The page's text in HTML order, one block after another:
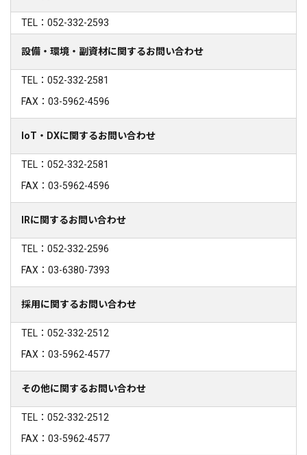
TEL：052-332-2593
設備・環境・副資材に関するお問い合わせ
TEL：052-332-2581
FAX：03-5962-4596
IoT・DXに関するお問い合わせ
TEL：052-332-2581
FAX：03-5962-4596
IRに関するお問い合わせ
TEL：052-332-2596
FAX：03-6380-7393
採用に関するお問い合わせ
TEL：052-332-2512
FAX：03-5962-4577
その他に関するお問い合わせ
TEL：052-332-2512
FAX：03-5962-4577